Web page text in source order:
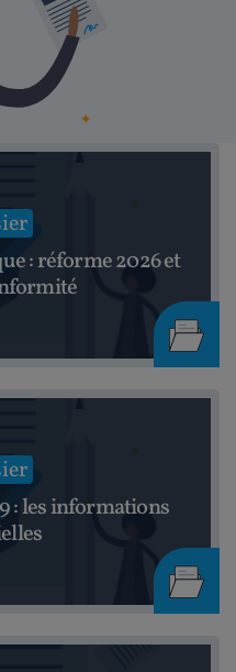
: réforme 2026 et
: les informations